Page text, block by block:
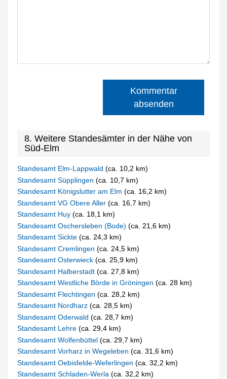
Kommentar
absenden
8. Weitere Standesämter in der Nähe von
Süd-Elm
Standesamt Elm-Lappwald(ca. 10,2 km)
Standesamt Süpplingen(ca. 10,7 km)
Standesamt Königslutter am Elm(ca. 16,2 km)
Standesamt VG Obere Aller(ca. 16,7 km)
Standesamt Huy(ca. 18,1 km)
Standesamt Oschersleben (Bode)(ca. 21,6 km)
Standesamt Sickte(ca. 24,3 km)
Standesamt Cremlingen(ca. 24,5 km)
Standesamt Osterwieck(ca. 25,9 km)
Standesamt Halberstadt(ca. 27,8 km)
Standesamt Westliche Börde in Gröningen(ca. 28 km)
Standesamt Flechtingen(ca. 28,2 km)
Standesamt Nordharz(ca. 28,5 km)
Standesamt Oderwald(ca. 28,7 km)
Standesamt Lehre(ca. 29,4 km)
Standesamt Wolfenbüttel(ca. 29,7 km)
Standesamt Vorharz in Wegeleben(ca. 31,6 km)
Standesamt Oebisfelde-Weferlingen(ca. 32,2 km)
Standesamt Schladen-Werla(ca. 32,2 km)